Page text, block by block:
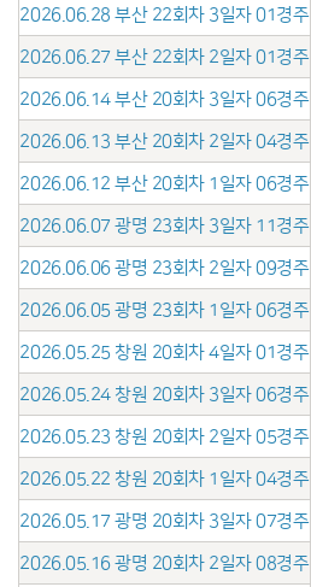
2026.06.28 부산 22회차 3일자 01경주
2026.06.27 부산 22회차 2일자 01경주
2026.06.14 부산 20회차 3일자 06경주
2026.06.13 부산 20회차 2일자 04경주
2026.06.12 부산 20회차 1일자 06경주
2026.06.07 광명 23회차 3일자 11경주
2026.06.06 광명 23회차 2일자 09경주
2026.06.05 광명 23회차 1일자 06경주
2026.05.25 창원 20회차 4일자 01경주
2026.05.24 창원 20회차 3일자 06경주
2026.05.23 창원 20회차 2일자 05경주
2026.05.22 창원 20회차 1일자 04경주
2026.05.17 광명 20회차 3일자 07경주
2026.05.16 광명 20회차 2일자 08경주